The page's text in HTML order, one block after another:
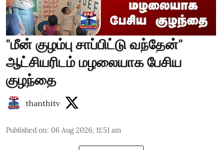
"மீன் குழம்பு சாப்பிட்டு வந்தேன்"
ஆட்சியரிடம் மழலையாக பேசிய
குழந்தை
thanthitv
Published on: 06 Aug 2026, 11:51 am